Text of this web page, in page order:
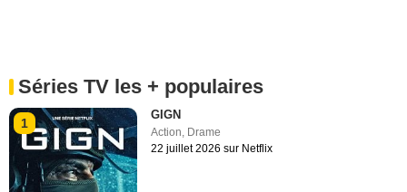
Séries TV les + populaires
1
GIGN
Action, Drame
22 juillet 2026 sur Netflix